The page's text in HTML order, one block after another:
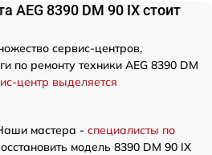
AEG 8390 DM 90 IX стоит
сервис-центров,
по ремонту техники AEG 8390 DM
центр выделяется
мастера - специалисты по
модель 8390 DM 90 IX